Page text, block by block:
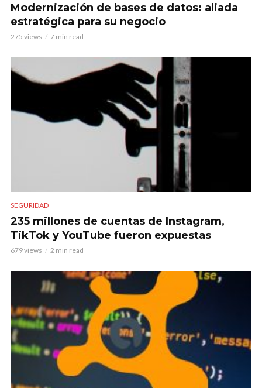
Modernización de bases de datos: aliada
estratégica para su negocio
275 views 7 min read
SEGURIDAD
235 millones de cuentas de Instagram,
TikTok y YouTube fueron expuestas
679 views 2 min read